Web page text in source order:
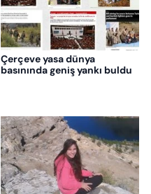
Çerçeve yasa dünya
basınında geniş yankı buldu